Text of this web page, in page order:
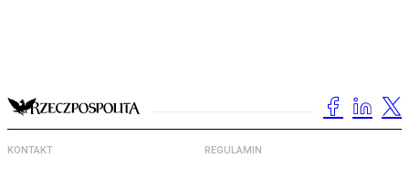
KONTAKT REGULAMIN